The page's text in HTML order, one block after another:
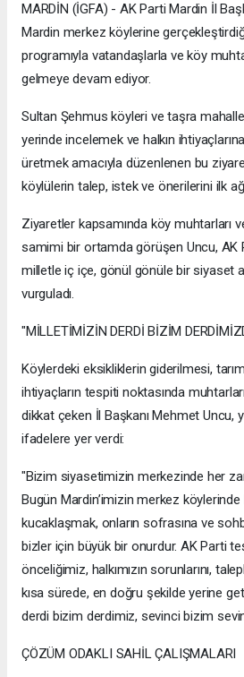
MARDİN (İGFA) - AK Parti Mardin İl
Mardin merkez köylerine
programıyla vatandaşlarla ve köy
gelmeye devam ediyor.
Sultan Şehmus köyleri ve taşra
yerinde incelemek ve halkın
üretmek amacıyla düzenlenen bu
köylülerin talep, istek ve önerilerini ilk
Ziyaretler kapsamında köy muhtarları
samimi bir ortamda görüşen Uncu, AK
milletle iç içe, gönül gönüle bir siyaset
vurguladı.
"MİLLETİMİZİN DERDİ BİZİM
Köylerdeki eksikliklerin giderilmesi,
ihtiyaçların tespiti noktasında
dikkat çeken İl Başkanı Mehmet Uncu,
ifadelere yer verdi:
"Bizim siyasetimizin merkezinde her
Bugün Mardin’imizin merkez
kucaklaşmak, onların sofrasına ve
bizler için büyük bir onurdur. AK Parti
önceliğimiz, halkımızın sorunlarını,
kısa sürede, en doğru şekilde yerine
derdi bizim derdimiz, sevinci bizim
ÇÖZÜM ODAKLI SAHİL ÇALIŞMALARI